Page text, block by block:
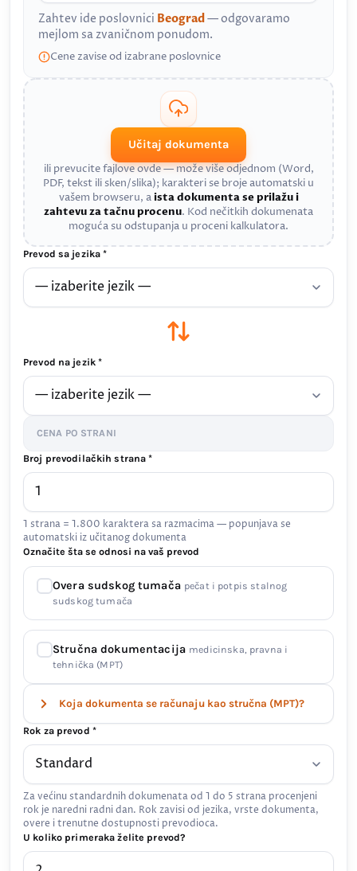
Zahtev ide poslovnici Beograd— odgovaramo
mejlom sa zvaničnom ponudom.
Cene zavise od izabrane poslovnice
Učitaj dokumenta
ili prevucite fajlove ovde — može više odjednom (Word,
PDF, tekst ili sken/slika); karakteri se broje automatski u
vašem browseru, aista dokumenta se prilažu i
zahtevu za tačnu procenu. Kod nečitkih dokumenata
moguća su odstupanja u proceni kalkulatora.
Prevod sa jezika *
Prevod na jezik *
CENA PO STRANI
Broj prevodilačkih strana *
1 strana = 1.800 karaktera sa razmacima — popunjava se
automatski iz učitanog dokumenta
Označite šta se odnosi na vaš prevod
Overa sudskog tumača pečat i potpis stalnog
sudskog tumača
Stručna dokumentacija medicinska, pravna i
tehnička (MPT)
Koja dokumenta se računaju kao stručna (MPT)?
Rok za prevod *
Za većinu standardnih dokumenata od 1 do 5 strana procenjeni
rok je naredni radni dan. Rok zavisi od jezika, vrste dokumenta,
overe i trenutne dostupnosti prevodioca.
U koliko primeraka želite prevod?